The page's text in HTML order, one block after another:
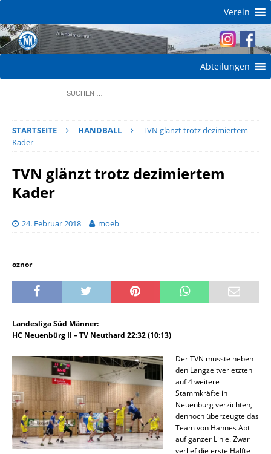
Verein
Abteilungen
STARTSEITE HANDBALL
TVN glänzt trotz dezimiertem
Kader
TVN glänzt trotz dezimiertem
Kader
24. Februar 2018 moeb
oznor
Landesliga Süd Männer:
HC Neuenbürg II – TV Neuthard 22:32 (10:13)
Der TVN musste neben
den Langzeitverletzten
auf 4 weitere
Stammkräfte in
Neuenbürg verzichten,
dennoch überzeugte das
Team von Hannes Abt
auf ganzer Linie. Zwar
verlief die erste Hälfte